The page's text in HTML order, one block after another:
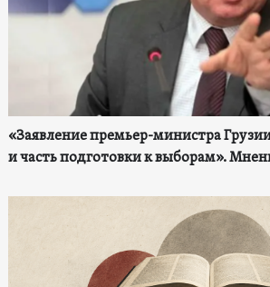
«Заявление премьер-министра
и часть подготовки к выборам».